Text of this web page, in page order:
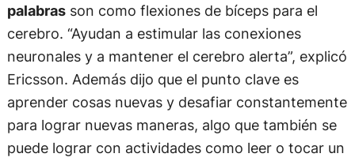
palabrasson como flexiones de bíceps para el
cerebro. “Ayudan a estimular las conexiones
neuronales y a mantener el cerebro alerta”, explicó
Ericsson. Además dijo que el punto clave es
aprender cosas nuevas y desafiar constantemente
para lograr nuevas maneras, algo que también se
puede lograr con actividades como leer o tocar un